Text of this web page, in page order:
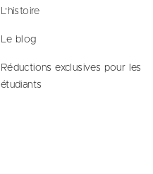
L'histoire
Le blog
Réductions exclusives pour les
étudiants